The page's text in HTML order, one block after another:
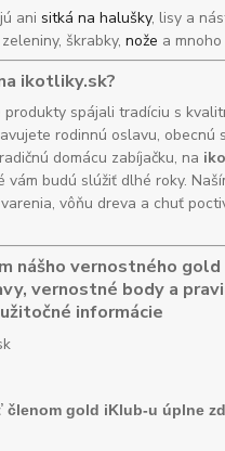
anisitká na halušky, lisy a
škrabky,nože a
ikotliky.sk?
produkty spájali tradíciu s
rodinnú oslavu, obecnú
domácu zabíjačku, na
vám budú slúžiť dlhé roky.
vôňu dreva a chuť
nášho vernostného gold
vernostné body a
užitočné informácie
členom gold iKlub-u úplne